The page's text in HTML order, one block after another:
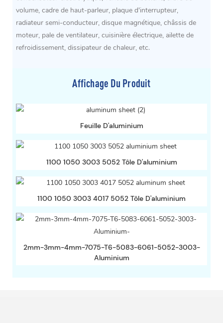
volume, cadre de haut-parleur, plaque d'interrupteur,
radiateur semi-conducteur, disque magnétique, châssis de
moteur, pale de ventilateur, cuisinière électrique, ailette de
refroidissement, dissipateur de chaleur, etc.
Affichage Du Produit
Feuille D'aluminium
1100 1050 3003 5052 Tôle D'aluminium
1100 1050 3003 4017 5052 Tôle D'aluminium
2mm-3mm-4mm-7075-T6-5083-6061-5052-3003-
Aluminium